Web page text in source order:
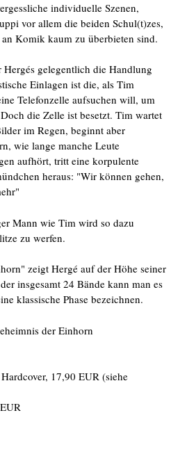
individuelle Szenen,
vor allem die beiden Schul(t)zes,
Komik kaum zu überbieten sind.
gelegentlich die Handlung
Einlagen ist die, als Tim
Telefonzelle aufsuchen will, um
die Zelle ist besetzt. Tim wartet
im Regen, beginnt aber
wie lange manche Leute
aufhört, tritt eine korpulente
heraus: "Wir können gehen,
Mann wie Tim wird so dazu
zu werfen.
zeigt Hergé auf der Höhe seiner
insgesamt 24 Bände kann man es
klassische Phase bezeichnen.
der Einhorn
17,90 EUR (siehe